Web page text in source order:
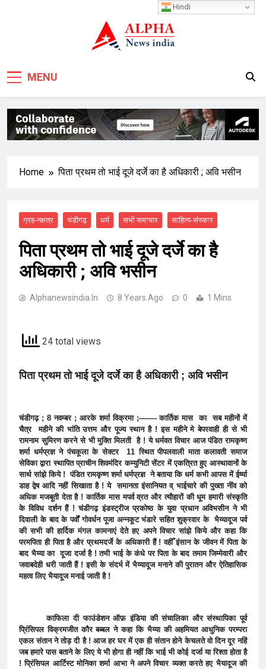
MENU
Home पिता प्रथम तो भाई दूजे दर्जे का है अधिकारी ; अवि भसीन
ग्रह-नक्षत्र चंडीगढ़ धर्म सभी समाचार साहित्य-संस्कार
पिता प्रथम तो भाई दूजे दर्जे का है
अधिकारी ; अवि भसीन
Alphanewsindia.in 8 Years Ago 0 1 Mins
24 total views
पिता प्रथम तो भाई दूजे दर्जे का है अधिकारी ; अवि भसीन
चंडीगढ़ ; 8 नवम्बर ; आरके शर्मा विक्रमा ;——- कार्तिक मास का सब महीनों में
चैत्र महीने की भांति उत्तम और पूज्य स्थान है ! इस महीने मे बेपरवाही ही से भी
रामनाम सुमिरण करने से भी मुक्ति मिलती है ! ये धर्मवत विचार आज पंडित रामकृष्ण
शर्मा धर्मप्रज्ञ ने पंचकूला के सेक्टर 11 स्थित पीपलवाली माता कलावती समाज
सेविका द्वारा स्थापित प्राचीन शिवमंदिर कम्युनिटी सेंटर में एकत्रित हुए आस्थावानों के
सार्थ सांझे किये ! पंडित रामकृष्ण शर्मा धर्मप्रज्ञ ने बताया कि धर्म कभी आपस में ईर्ष्या
डाह द्वेष आदि नहीं सिखाता है ! ये समानता इंसानियत व् भाईचारे की पुख्ता नींव को
अधिक मजबूती देता है ! कार्तिक मास मपर्व व्रत और त्यौहारों की धूम हमारी संस्कृति
के विविध दर्शन हैं ! चंडीगढ़ इंडस्ट्रीज प्रकोष्ठ के युवा प्रधान अविभसीन ने भी
दिवाली के बाद के पर्वों गोवर्धन पूजा अन्नकूट भंडारे सहित शुक्रवार के भैय्यादूज पर्व
की सभी की हार्दिक मंगल कामनाएं देते हए अपने विचार सांझे किये और कहा कि
परमपिता ही पिता है और प्रथमदर्जे के अधिकारी हैं ! वहीँ इंसान के जीवन में पिता के
बाद भैय्या का दूजा दर्जा है ! तभी भाई के कंधे पर पिता के बाद तमाम जिम्मेवारी और
जवाबदेही धरी जाती हैं ! इसी के संदर्भ में भैय्यादूज मनाने की पुरातन और ऐतिहासिक
महत्व लिए भैयादूज मनाई जाती है !
काफिला दी फाउंडेशन ऑफ़ इंडिया की संचालिका और संस्थापिका पूर्व
प्रिंसिपल विक्रमजीत कौर बब्बल ने कहा कि भैय्या की अहमियत आधुनिक परम्परा
एकल संतान ने तोड़ दी है ! आज हर घर में एक ही संतान होने केचलते वो दिन दूर नहिं
जब हमारे पास बताने के लिए ये भी होगा ही नहीं कि भाई भी कोई दर्जा या रिश्ता होता है
! प्रिंसिपल आर्टिस्ट मोनिका शर्मा आभा ने अपने विचार व्यक्त करते हए भैयादूज की
Hindi